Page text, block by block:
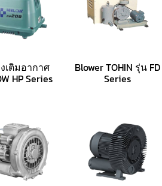
เติมอากาศ
HP Series
Blower TOHIN รุ่น FD
Series